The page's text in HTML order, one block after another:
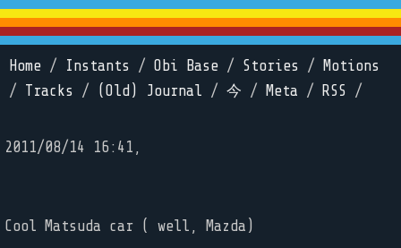
Home / Instants / Obi Base / Stories /
Motions
/ Tracks / (Old) Journal / 今 / Meta / RSS /
2011/08/14 16:41,
Cool Matsuda car ( well, Mazda)